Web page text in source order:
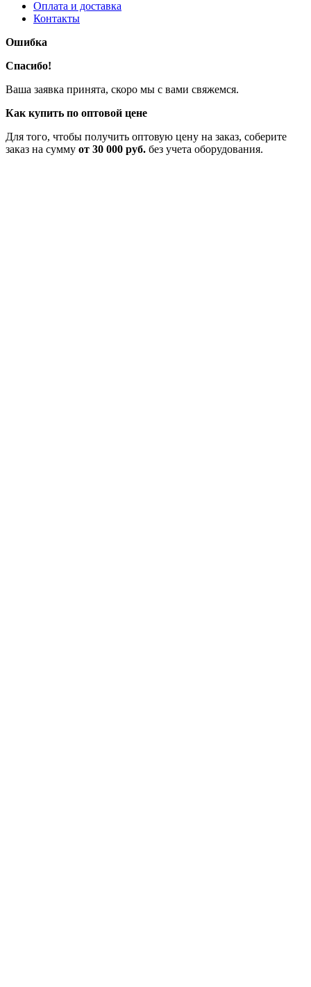
Оплата и доставка
Контакты
Ошибка
Спасибо!
Ваша заявка принята, скоро мы с вами свяжемся.
Как купить по оптовой цене
Для того, чтобы получить оптовую цену на заказ, соберите
заказ на сумму от 30 000 руб. без учета оборудования.